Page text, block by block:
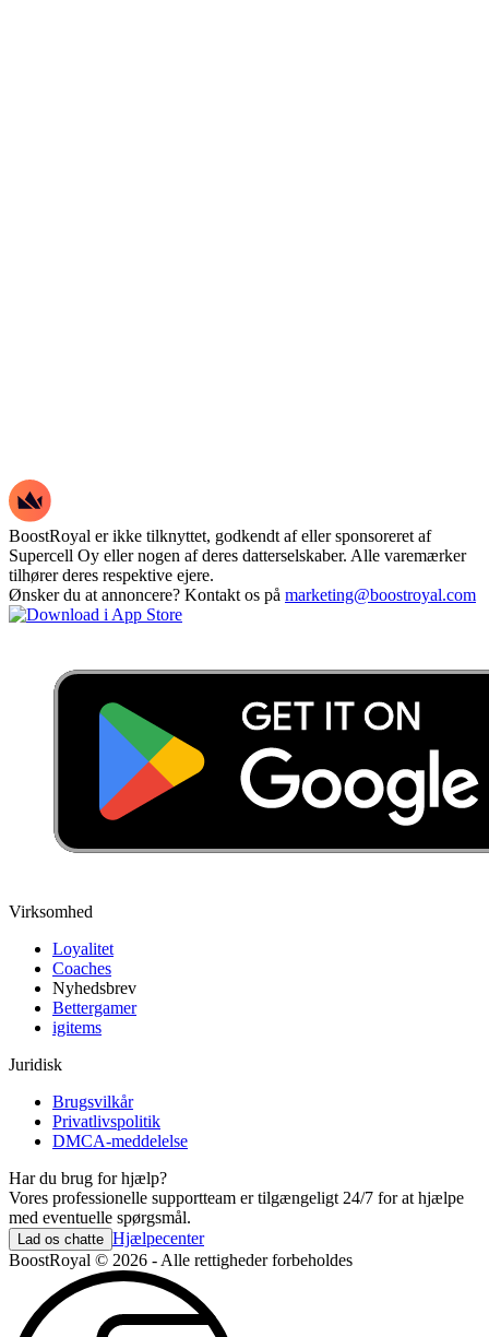
BoostRoyal er ikke tilknyttet, godkendt af eller sponsoreret af
Supercell Oy eller nogen af deres datterselskaber. Alle varemærker
tilhører deres respektive ejere.
Ønsker du at annoncere? Kontakt os på marketing@boostroyal.com
Virksomhed
Loyalitet
Coaches
Nyhedsbrev
Bettergamer
igitems
Juridisk
Brugsvilkår
Privatlivspolitik
DMCA-meddelelse
Har du brug for hjælp?
Vores professionelle supportteam er tilgængeligt 24/7 for at hjælpe
med eventuelle spørgsmål.
Lad os chatte Hjælpecenter
BoostRoyal © 2026 - Alle rettigheder forbeholdes